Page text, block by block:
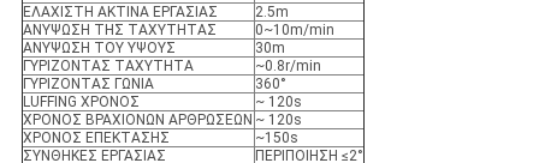
ΕΛΑΧΙΣΤΗ ΑΚΤΙΝΑ ΕΡΓΑΣΙΑΣ
2.5m
ΑΝΥΨΩΣΗ ΤΗΣ ΤΑΧΥΤΗΤΑΣ
0~10m/min
ΑΝΥΨΩΣΗ ΤΟΥ ΥΨΟΥΣ
30m
ΓΥΡΙΖΟΝΤΑΣ ΤΑΧΥΤΗΤΑ
~0.8r/min
ΓΥΡΙΖΟΝΤΑΣ ΓΩΝΙΑ
360°
LUFFING ΧΡΟΝΟΣ
~ 120s
ΧΡΟΝΟΣ ΒΡΑΧΙΟΝΩΝ ΑΡΘΡΩΣΕΩΝ ~ 120s
ΧΡΟΝΟΣ ΕΠΕΚΤΑΣΗΣ
~150s
ΣΥΝΘΗΚΕΣ ΕΡΓΑΣΙΑΣ
ΠΕΡΙΠΟΙΗΣΗ ≤2°